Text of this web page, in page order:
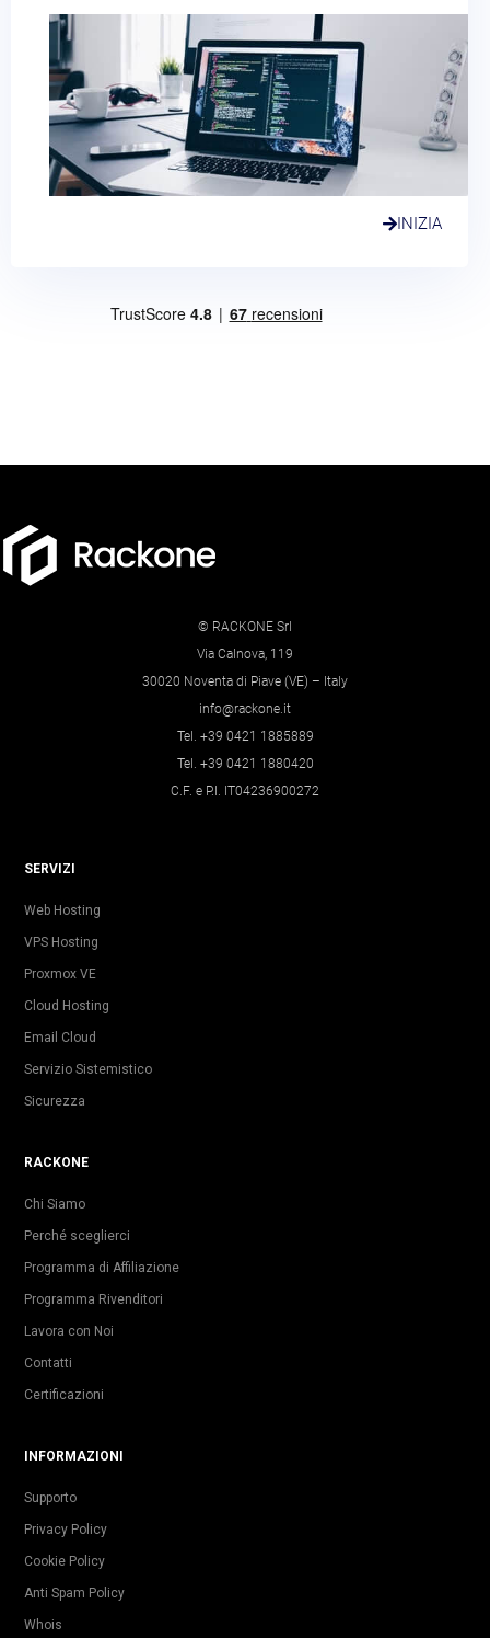
INIZIA
© RACKONE Srl
Via Calnova, 119
30020 Noventa di Piave (VE) – Italy
info@rackone.it
Tel. +39 0421 1885889
Tel. +39 0421 1880420
C.F. e P.I. IT04236900272
SERVIZI
Web Hosting
VPS Hosting
Proxmox VE
Cloud Hosting
Email Cloud
Servizio Sistemistico
Sicurezza
RACKONE
Chi Siamo
Perché sceglierci
Programma di Affiliazione
Programma Rivenditori
Lavora con Noi
Contatti
Certificazioni
INFORMAZIONI
Supporto
Privacy Policy
Cookie Policy
Anti Spam Policy
Whois